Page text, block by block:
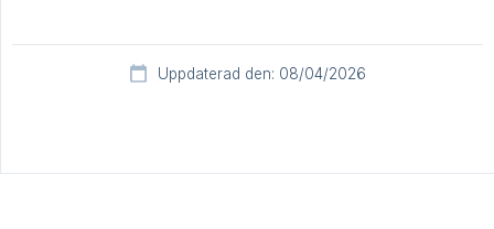
Uppdaterad den: 08/04/2026